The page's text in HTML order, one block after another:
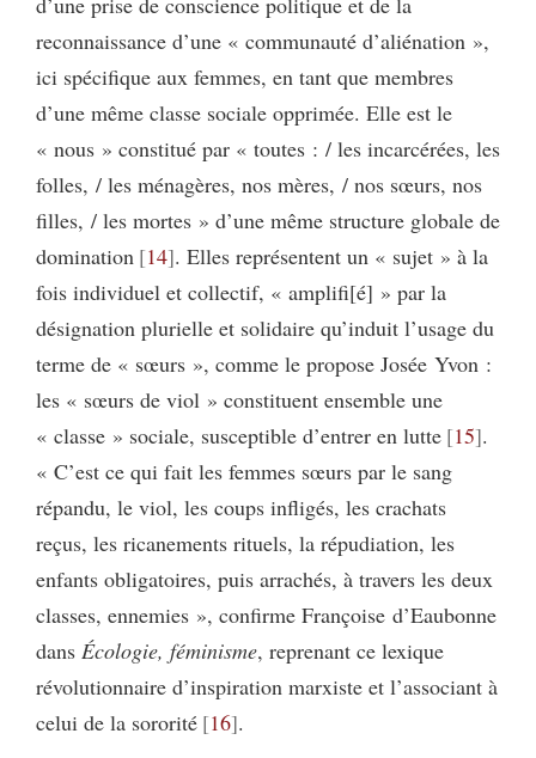
reconnaissance d’une « communauté d’aliénation »,
ici spécifique aux femmes, en tant que membres
d’une même classe sociale opprimée. Elle est le
« nous » constitué par « toutes : / les incarcérées, les
folles, / les ménagères, nos mères, / nos sœurs, nos
filles, / les mortes » d’une même structure globale de
domination 14 . Elles représentent un « sujet » à la
fois individuel et collectif, « amplifi[é] » par la
désignation plurielle et solidaire qu’induit l’usage du
terme de « sœurs », comme le propose Josée Yvon :
les « sœurs de viol » constituent ensemble une
« classe » sociale, susceptible d’entrer en lutte 15 .
« C’est ce qui fait les femmes sœurs par le sang
répandu, le viol, les coups infligés, les crachats
reçus, les ricanements rituels, la répudiation, les
enfants obligatoires, puis arrachés, à travers les deux
classes, ennemies », confirme Françoise d’Eaubonne
dans Écologie, féminisme, reprenant ce lexique
révolutionnaire d’inspiration marxiste et l’associant à
celui de la sororité 16 .